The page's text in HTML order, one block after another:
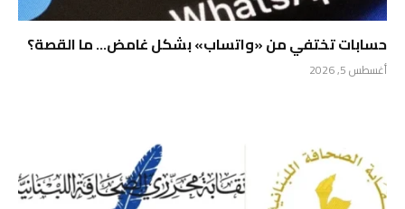
حسابات تختفي من «واتساب» بشكل غامض… ما القصة؟
أغسطس 5, 2026